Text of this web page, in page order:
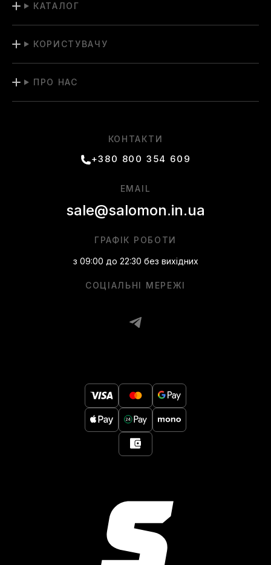
КАТАЛОГ
КОРИСТУВАЧУ
ПРО НАС
КОНТАКТИ
+380 800 354 609
СОЦІАЛЬНІ МЕРЕЖІ
ГРАФІК РОБОТИ
з 09:00 до 22:30 без вихідних
EMAIL
sale@salomon.in.ua